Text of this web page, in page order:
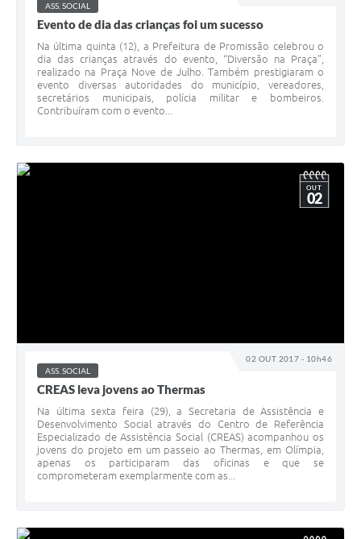
ASS. SOCIAL
Evento de dia das crianças foi um sucesso
Na última quinta (12), a Prefeitura de Promissão celebrou o
dia das crianças através do evento, “Diversão na Praça”,
realizado na Praça Nove de Julho. Também prestigiaram o
evento diversas autoridades do município, vereadores,
secretários municipais, polícia militar e bombeiros.
Contribuíram com o evento...
02 OUT 2017 - 10h46
OUT
02
ASS. SOCIAL
CREAS leva jovens ao Thermas
Na última sexta feira (29), a Secretaria de Assistência e
Desenvolvimento Social através do Centro de Referência
Especializado de Assistência Social (CREAS) acompanhou os
jovens do projeto em um passeio ao Thermas, em Olímpia,
apenas os participaram das oficinas e que se
comprometeram exemplarmente com as...